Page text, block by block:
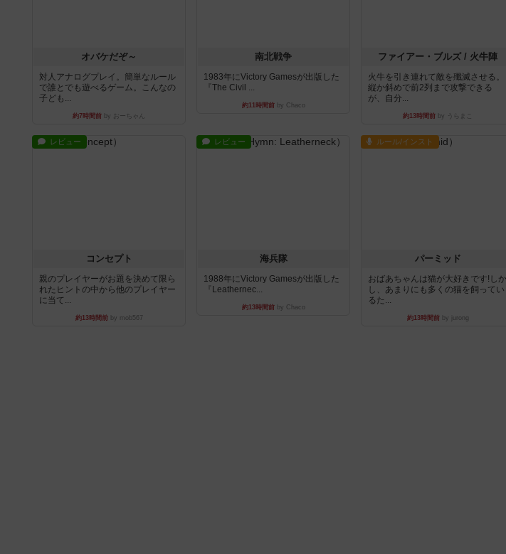
オバケだぞ～
対人アナログプレイ。簡単なルール
で誰とでも遊べるゲーム。こんなの
子ども...
約7時間前 by おーちゃん
南北戦争
1983年にVictory Gamesが出版した
『The Civil ...
約11時間前by Chaco
ファイアー・ブルズ / 火牛陣
火牛を引き連れて敵を殲滅させる。
縦か斜めで前2列まで攻撃できる
が、自分...
約13時間前 by うらまこ
レビュー
コンセプト
親のプレイヤーがお題を決めて限ら
れたヒントの中から他のプレイヤー
に当て...
約13時間前by mob567
レビュー
海兵隊
1988年にVictory Gamesが出版した
『Leathernec...
約13時間前by Chaco
ルール/インスト
パーミッド
おばあちゃんは猫が大好きです!しか
し、あまりにも多くの猫を飼ってい
るた...
約13時間前by jurong